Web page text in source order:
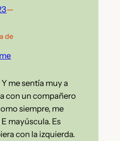
—
de
me sentía muy a
con un compañero
siempre, me
mayúscula. Es
con la izquierda.